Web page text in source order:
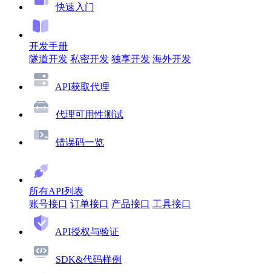
快速入门
开发手册
隧道开发 私密开发 独享开发 海外开发
API获取代理
代理可用性测试
错误码一览
所有API列表
账号接口 订单接口 产品接口 工具接口
API授权与验证
SDK&代码样例